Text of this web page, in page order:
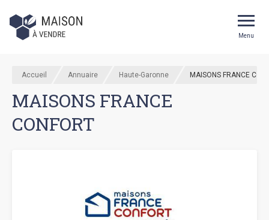
Menu
Accueil Annuaire Haute-Garonne MAISONS FRANCE
MAISONS FRANCE
CONFORT